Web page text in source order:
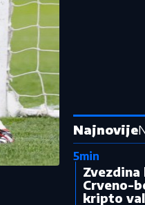
Najnovije
5min
Crveno-
kripto